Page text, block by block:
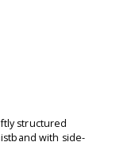
structured
with side-